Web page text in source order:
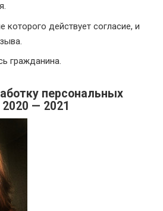
которого действует согласие, и
гражданина.
персональных
— 2021